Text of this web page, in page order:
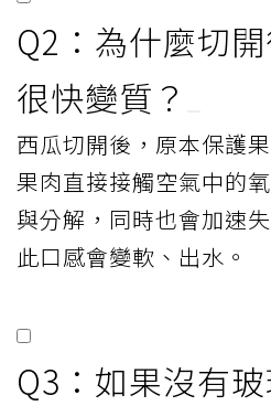
Q2：為什麼切
很快變質？
西瓜切開後，原本保護
果肉直接接觸空氣中的
與分解，同時也會加速
此口感會變軟、出水。
Q3：如果沒有